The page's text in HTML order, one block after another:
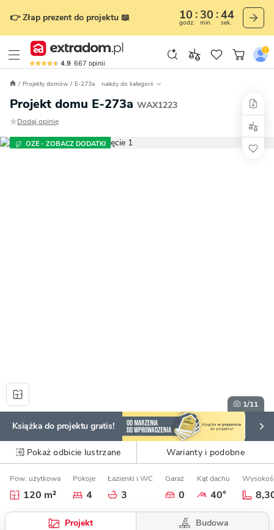
👉 Złap prezent do projektu 📖 10
godz.
30
min.
42
sek.
4.9 667 opinii
Projekty domów E-273a należy do kategorii
Projekt domu E-273a WAX1223
Dodaj opinię
OZE - ZOBACZ DODATKI
1/11
Książka do projektu gratis!
Pokaż odbicie lustrzane Warianty i podobne
Pow. użytkowa
120 m²
Pokoje
4
Łazienki i WC
3
Garaż
0
Kąt dachu
40°
Projekt Budowa